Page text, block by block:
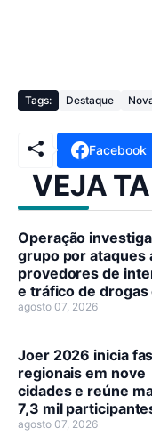
Tags: Destaque
Facebook
VEJA
Operação investiga
grupo por ataques
provedores de
e tráfico de drogas
RO
agosto 07, 2026
Joer 2026 inicia
regionais em nove
cidades e reúne
7,3 mil
Guajará-Mirim inicia
agosto 07, 2026